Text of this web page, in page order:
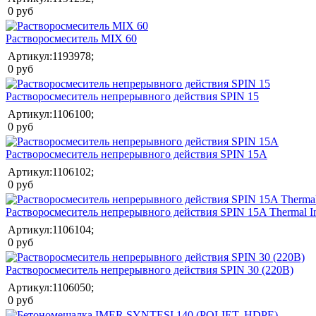
0 руб
Растворосмеситель MIX 60
Артикул:1193978;
0 руб
Растворосмеситель непрерывного действия SPIN 15
Артикул:1106100;
0 руб
Растворосмеситель непрерывного действия SPIN 15A
Артикул:1106102;
0 руб
Растворосмеситель непрерывного действия SPIN 15A Thermal
Артикул:1106104;
0 руб
Растворосмеситель непрерывного действия SPIN 30 (220В)
Артикул:1106050;
0 руб